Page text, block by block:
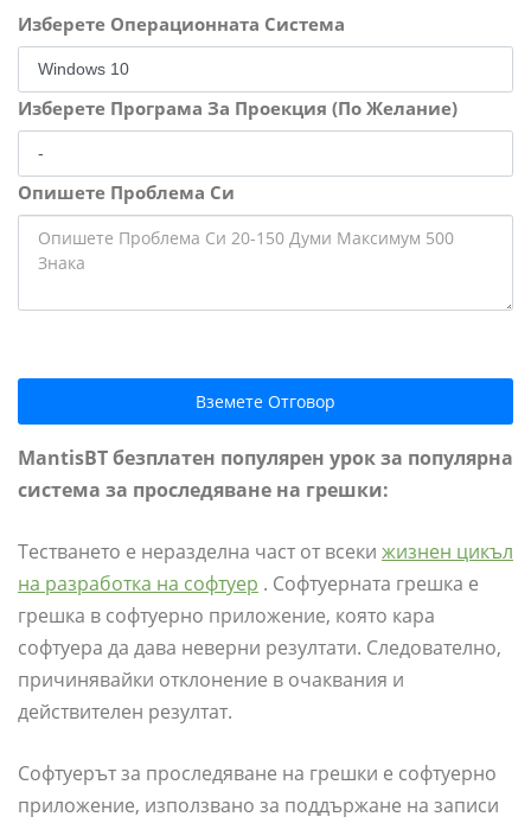
Изберете Операционната Система
Изберете Програма За Проекция (По Желание)
Опишете Проблема Си
Вземете Отговор
MantisBT безплатен популярен урок за популярна
система за проследяване на грешки:
Тестването е неразделна част от всеки жизнен цикъл
на разработка на софтуер . Софтуерната грешка е
грешка в софтуерно приложение, която кара
софтуера да дава неверни резултати. Следователно,
причинявайки отклонение в очаквания и
действителен резултат.
Софтуерът за проследяване на грешки е софтуерно
приложение, използвано за поддържане на записи